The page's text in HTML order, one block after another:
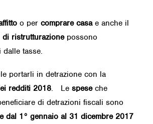
o per comprare casae anche il
di ristrutturazionepossono
dalle tasse.
portarli in detrazione con la
redditi 2018. Le speseche
di detrazioni fiscali sono
dal 1° gennaio al 31 dicembre 2017